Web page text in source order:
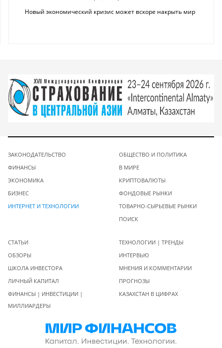
Новый экономический кризис может вскоре накрыть мир
ЗАКОНОДАТЕЛЬСТВО
ФИНАНСЫ
ЭКОНОМИКА
БИЗНЕС
ИНТЕРНЕТ И ТЕХНОЛОГИИ
ОБЩЕСТВО И ПОЛИТИКА
В МИРЕ
КРИПТОВАЛЮТЫ
ФОНДОВЫЕ РЫНКИ
ТОВАРНО-СЫРЬЕВЫЕ РЫНКИ
ПОИСК
СТАТЬИ
ОБЗОРЫ
ШКОЛА ИНВЕСТОРА
ЛИЧНЫЙ КАПИТАЛ
ФИНАНСЫ | ИНВЕСТИЦИИ |
МИЛЛИАРДЕРЫ
ТЕХНОЛОГИИ | ТРЕНДЫ
ИНТЕРВЬЮ
МНЕНИЯ И КОММЕНТАРИИ
ПРОГНОЗЫ
КАЗАХСТАН В ЦИФРАХ